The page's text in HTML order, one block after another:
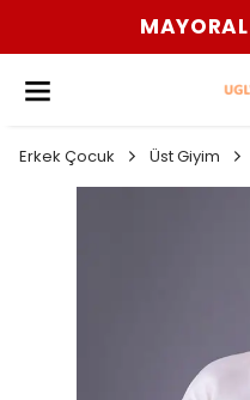
Erkek Çocuk Üst Giyim